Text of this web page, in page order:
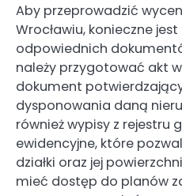
Aby przeprowadzić
Wrocławiu, konieczne
odpowiednich
należy przygotować akt
dokument
dysponowania daną
również wypisy z rejestru
ewidencyjne, które
działki oraz jej
mieć dostęp do planów